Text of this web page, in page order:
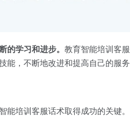
的学习和进步。 教育智能培训客
能，不断地改进和提高自己的服
能培训客服话术取得成功的关键